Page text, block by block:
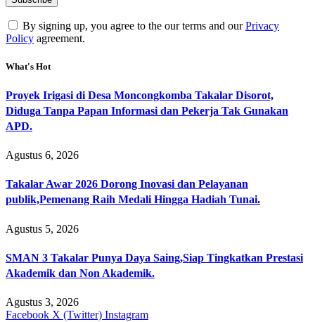
By signing up, you agree to the our terms and ourPrivacy
Policy agreement.
What's Hot
Proyek Irigasi di Desa Moncongkomba Takalar Disorot,
Diduga Tanpa Papan Informasi dan Pekerja Tak Gunakan
APD.
Agustus 6, 2026
Takalar Awar 2026 Dorong Inovasi dan Pelayanan
publik,Pemenang Raih Medali Hingga Hadiah Tunai.
Agustus 5, 2026
SMAN 3 Takalar Punya Daya Saing,Siap Tingkatkan Prestasi
Akademik dan Non Akademik.
Agustus 3, 2026
Facebook X (Twitter) Instagram